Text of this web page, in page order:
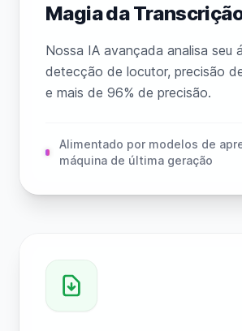
Magia da
Nossa IA avançada analisa seu
detecção de locutor, precisão
e mais de 96% de precisão.
Alimentado por modelos de
máquina de última geração